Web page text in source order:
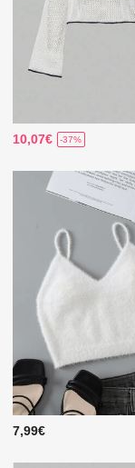
10,07€ -37%
7,99€